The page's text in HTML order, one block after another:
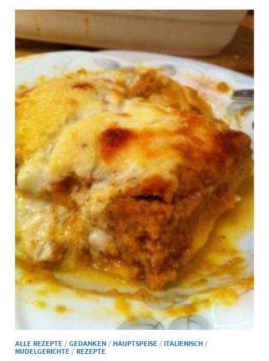
ALLE REZEPTE/GEDANKEN/HAUPTSPEISE/ITALIENISCH/
NUDELGERICHTE/REZEPTE